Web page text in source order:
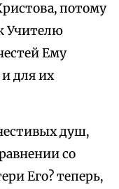
потому
Учителю
Ему
для их
душ,
со
Его? теперь,